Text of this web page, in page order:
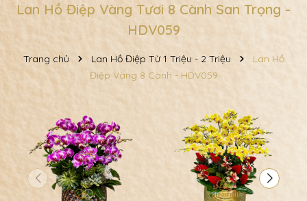
Lan Hồ Điệp Vàng Tươi 8 Cành San Trọng -
HDV059
Trang chủ Lan Hồ Điệp Từ 1 Triệu - 2 Triệu
Lan Hồ
Điệp Vàng 8 Cành - HDV059